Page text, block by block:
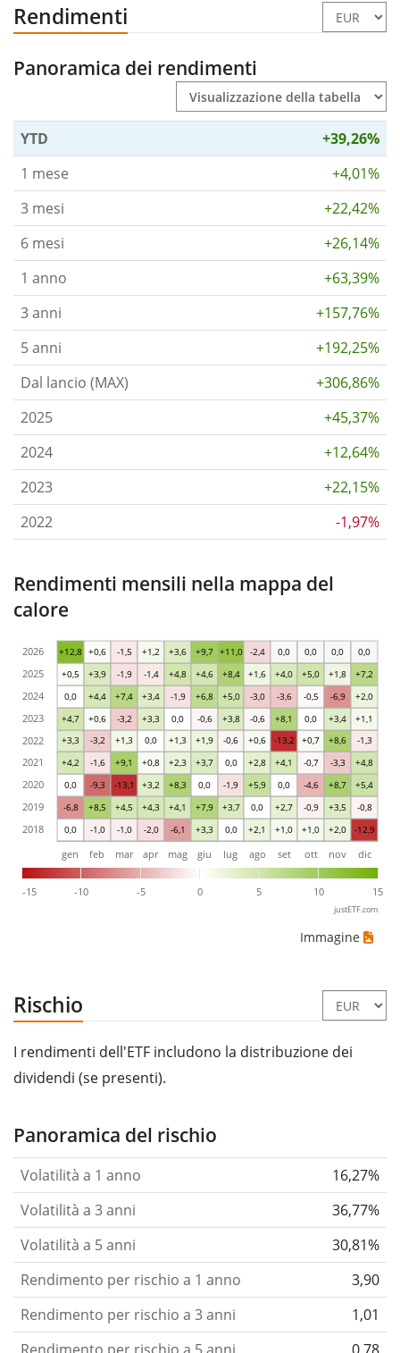
Rendimenti
Panoramica dei rendimenti
YTD
+39,26%
1 mese
+4,01%
3 mesi
+22,42%
6 mesi
+26,14%
1 anno
+63,39%
3 anni
+157,76%
5 anni
+192,25%
Dal lancio (MAX)
+306,86%
2025
+45,37%
2024
+12,64%
2023
+22,15%
2022
-1,97%
Rendimenti mensili nella mappa del
calore
0,0 -1,0 -1,0 -2,0 -6,1 +3,3 0,0 +2,1 +1,0 +1,0 +2,0 -12,9
-6,8 +8,5 +4,5 +4,3 +4,1 +7,9 +3,7 0,0 +2,7 -0,9 +3,5 -0,8
0,0 -9,3 -13,1 +3,2 +8,3 0,0 -1,9 +5,9 0,0 -4,6 +8,7 +5,4
+4,2 -1,6 +9,1 +0,8 +2,3 +3,7 0,0 +2,8 +4,1 -0,7 -3,3 +4,8
+3,3 -3,2 +1,3 0,0 +1,3 +1,9 -0,6 +0,6 -13,2 +0,7 +8,6 -1,3
+4,7 +0,6 -3,2 +3,3 0,0 -0,6 +3,8 -0,6 +8,1 0,0 +3,4 +1,1
0,0 +4,4 +7,4 +3,4 -1,9 +6,8 +5,0 -3,0 -3,6 -0,5 -6,9 +2,0
+0,5 +3,9 -1,9 -1,4 +4,8 +4,6 +8,4 +1,6 +4,0 +5,0 +1,8 +7,2
+12,8 +0,6 -1,5 +1,2 +3,6 +9,7 +11,0 -2,4 0,0 0,0 0,0 0,0
-15 -10 -5 0 5 10 15
gen feb mar apr mag giu lug ago set ott nov dic
2018
2019
2020
2021
2022
2023
2024
2025
2026
justETF.com
Immagine
Rischio
I rendimenti dell'ETF includono la distribuzione dei
dividendi (se presenti).
Panoramica del rischio
Volatilità a 1 anno
16,27%
Volatilità a 3 anni
36,77%
Volatilità a 5 anni
30,81%
Rendimento per rischio a 1 anno
3,90
Rendimento per rischio a 3 anni
1,01